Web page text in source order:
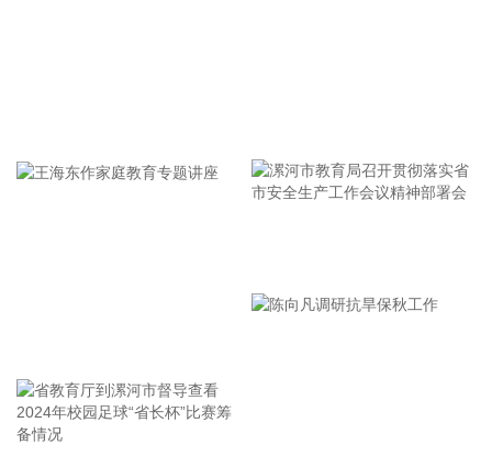
增加12.98% 招商蛇口：7月实现签约销售金额138.14亿元 大
秦铁路：7月大秦线完成货物运输量3153万吨，同比减少
尚未签署任何意向性协议 宇晶股份：切磨抛设备下游半导体行
股票申请获上交所受理 中京电子：向特定对象发行股票申请获
中国证监会同意注册批复 震裕科技：向不特定对象发行可转换
市安全生产工作会议精神部署